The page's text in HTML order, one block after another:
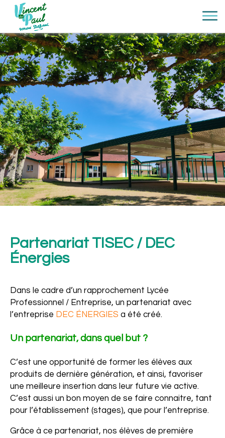
Ensemble
Partenariat TISEC / DEC
Énergies
Dans le cadre d’un rapprochement Lycée
Professionnel / Entreprise, un partenariat avec
l’entreprise DEC ÉNERGIES a été créé.
Un partenariat, dans quel but ?
C’est une opportunité de former les élèves aux
produits de dernière génération, et ainsi, favoriser
une meilleure insertion dans leur future vie active.
C’est aussi un bon moyen de se faire connaitre, tant
pour l’établissement (stages), que pour l’entreprise.
Grâce à ce partenariat, nos élèves de première